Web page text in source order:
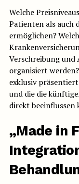
Welche
Patienten als auch
ermöglichen?
Verschreibung und
organisiert
exklusiv
und die die
direkt beeinflussen
„Made in